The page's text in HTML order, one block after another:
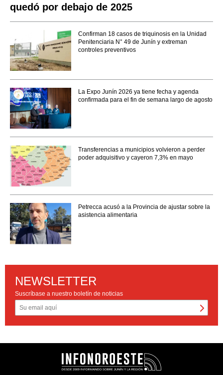
quedó por debajo de 2025
Confirman 18 casos de triquinosis en la Unidad
Penitenciaria N° 49 de Junín y extreman
controles preventivos
La Expo Junín 2026 ya tiene fecha y agenda
confirmada para el fin de semana largo de agosto
Transferencias a municipios volvieron a perder
poder adquisitivo y cayeron 7,3% en mayo
Petrecca acusó a la Provincia de ajustar sobre la
asistencia alimentaria
NEWSLETTER
Suscríbase a nuestro boletín de noticias